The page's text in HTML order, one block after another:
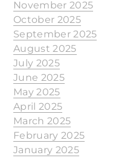
November 2025
October 2025
September 2025
August 2025
July 2025
June 2025
May 2025
April 2025
March 2025
February 2025
January 2025